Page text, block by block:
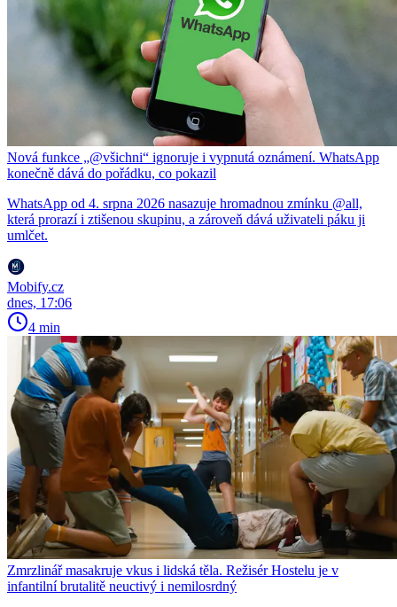
Nová funkce „@všichni“ ignoruje i vypnutá oznámení. WhatsApp
konečně dává do pořádku, co pokazil
WhatsApp od 4. srpna 2026 nasazuje hromadnou zmínku @all,
která prorazí i ztišenou skupinu, a zároveň dává uživateli páku ji
umlčet.
Mobify.cz
dnes, 17:06
4 min
Zmrzlinář masakruje vkus i lidská těla. Režisér Hostelu je v
infantilní brutalitě neuctivý i nemilosrdný